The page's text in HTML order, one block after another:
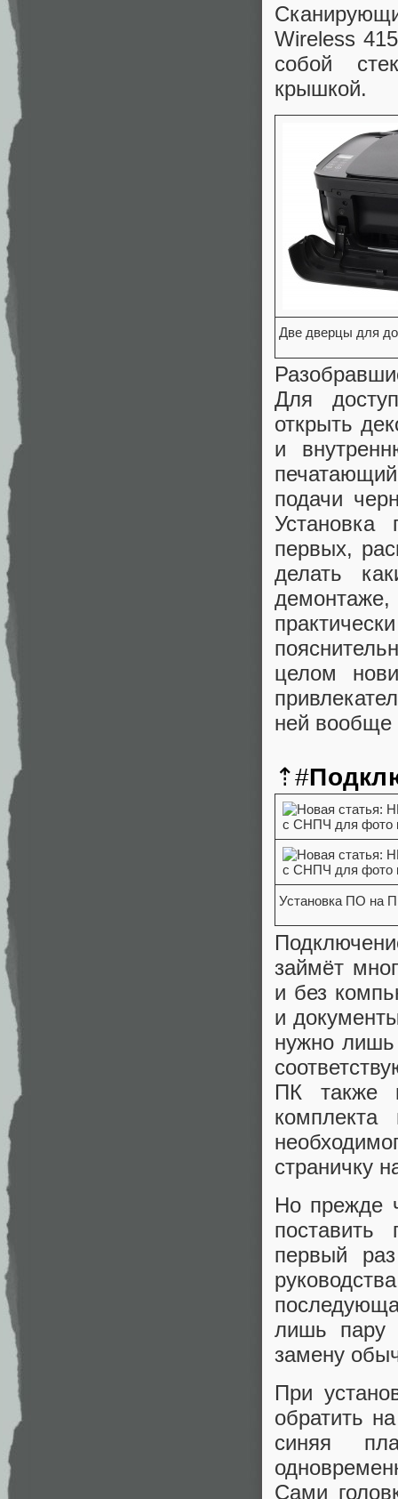
Wireless
собой
крышкой.
Две дверцы для
Для
открыть
и
подачи
Установка
первых,
делать
целом
ней вообще
⇡#
Установка ПО на
займёт
и без
и
нужно лишь
ПК также
страничку
Но прежде
первый
лишь пару
замену
При
обратить
синяя
Сами